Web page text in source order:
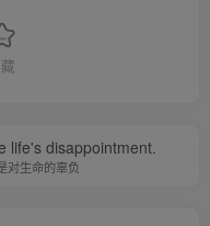
life's disappointment.
对生命的辜负